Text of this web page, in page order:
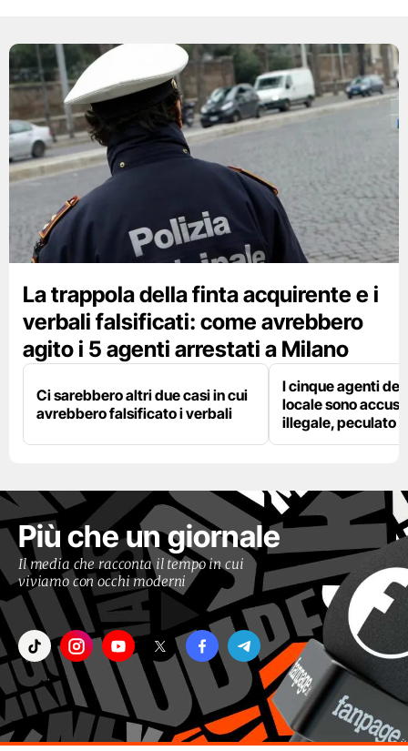
La trappola della finta acquirente e i
verbali falsificati: come avrebbero
agito i 5 agenti arrestati a Milano
Ci sarebbero altri due casi in cui
avrebbero falsificato i verbali
I cinque agenti
locale sono
illegale, peculato
Più che un giornale
Il media che racconta il tempo in cui
viviamo con occhi moderni